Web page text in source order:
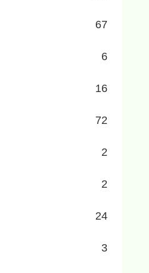
67
6
16
72
2
2
24
3